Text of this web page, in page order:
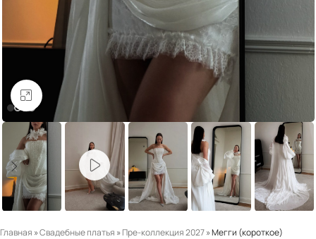
Увеличить
Главная »Свадебные платья »Пре-коллекция 2027»Мегги (короткое)